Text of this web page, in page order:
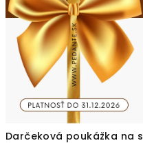
Darčeková poukážka na